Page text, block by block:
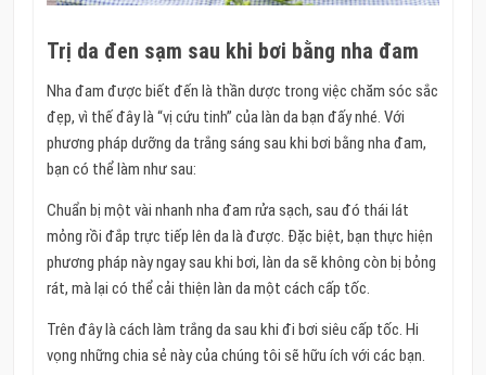
Trị da đen sạm sau khi bơi bằng nha đam
Nha đam được biết đến là thần dược trong việc chăm sóc sắc
đẹp, vì thế đây là “vị cứu tinh” của làn da bạn đấy nhé. Với
phương pháp dưỡng da trắng sáng sau khi bơi bằng nha đam,
bạn có thể làm như sau:
Chuẩn bị một vài nhanh nha đam rửa sạch, sau đó thái lát
mỏng rồi đắp trực tiếp lên da là được. Đặc biệt, bạn thực hiện
phương pháp này ngay sau khi bơi, làn da sẽ không còn bị bỏng
rát, mà lại có thể cải thiện làn da một cách cấp tốc.
Trên đây là cách làm trắng da sau khi đi bơi siêu cấp tốc. Hi
vọng những chia sẻ này của chúng tôi sẽ hữu ích với các bạn.